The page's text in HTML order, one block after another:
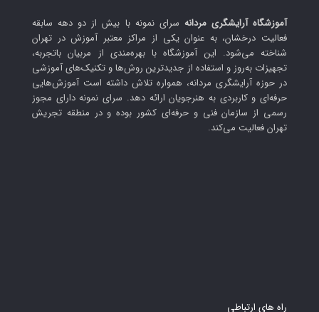
آموزشگاه آرایشگری مردانه سرای نمونه با بیش از دو دهه سابقه
فعالیت درخشان، به عنوان یکی از مراکز معتبر آموزش در تهران
شناخته می‌شود. این آموزشگاه با بهره‌مندی از مربیان باتجربه،
تجهیزات به‌روز و استفاده از جدیدترین روش‌ها و تکنیک‌های آموزشی
در حوزه آرایشگری مردانه، همواره تلاش داشته است آموزش‌هایی
حرفه‌ای و کاربردی به هنرجویان ارائه دهد. سرای نمونه دارای مجوز
رسمی از سازمان فنی و حرفه‌ای کشور بوده و در منطقه تجریش
تهران فعالیت می‌کند.
راه های ارتباطی